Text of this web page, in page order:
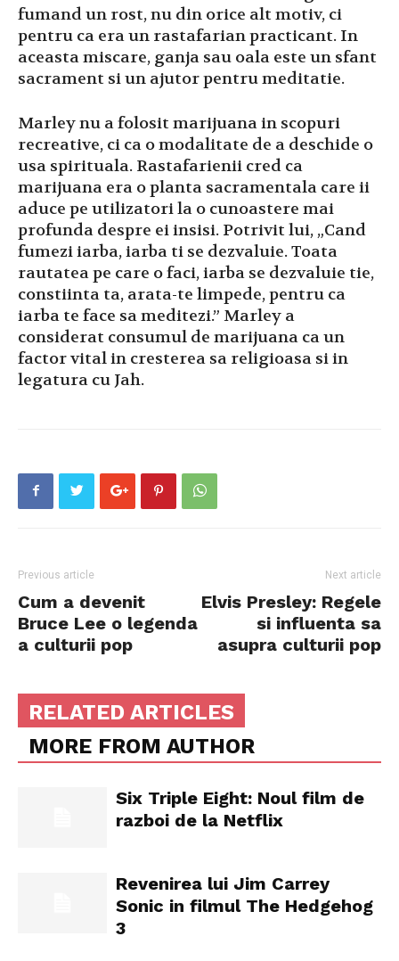
fumand un rost, nu din orice alt motiv, ci
pentru ca era un rastafarian practicant. In
aceasta miscare, ganja sau oala este un sfant
sacrament si un ajutor pentru meditatie.
Marley nu a folosit marijuana in scopuri
recreative, ci ca o modalitate de a deschide o
usa spirituala. Rastafarienii cred ca
marijuana era o planta sacramentala care ii
aduce pe utilizatori la o cunoastere mai
profunda despre ei insisi. Potrivit lui, „Cand
fumezi iarba, iarba ti se dezvaluie. Toata
rautatea pe care o faci, iarba se dezvaluie tie,
constiinta ta, arata-te limpede, pentru ca
iarba te face sa meditezi.” Marley a
considerat consumul de marijuana ca un
factor vital in cresterea sa religioasa si in
legatura cu Jah.
Previous article
Cum a devenit
Bruce Lee o legenda
a culturii pop
Next article
Elvis Presley: Regele
si influenta sa
asupra culturii pop
RELATED ARTICLES
MORE FROM AUTHOR
Six Triple Eight: Noul film de
razboi de la Netflix
Revenirea lui Jim Carrey
Sonic in filmul The Hedgehog
3